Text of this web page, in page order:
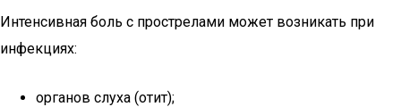
Интенсивная боль с прострелами может возникать при
инфекциях:
органов слуха (отит);